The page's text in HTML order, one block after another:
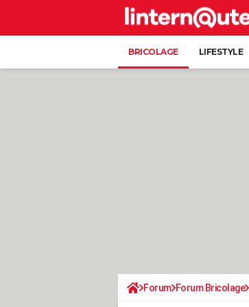
BRICOLAGE LIFESTYLE
Forum Forum Bricolage